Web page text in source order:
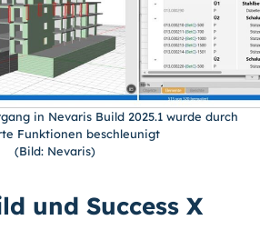
in Nevaris Build 2025.1 wurde durch
Funktionen beschleunigt
(Bild: Nevaris)
und Success X